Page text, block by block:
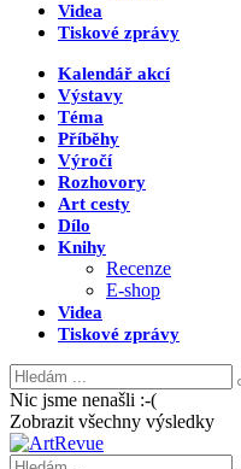
Videa
Tiskové zprávy
Kalendář akcí
Výstavy
Téma
Příběhy
Výročí
Rozhovory
Art cesty
Dílo
Knihy
Recenze
E-shop
Videa
Tiskové zprávy
Nic jsme nenašli :-(
Zobrazit všechny výsledky